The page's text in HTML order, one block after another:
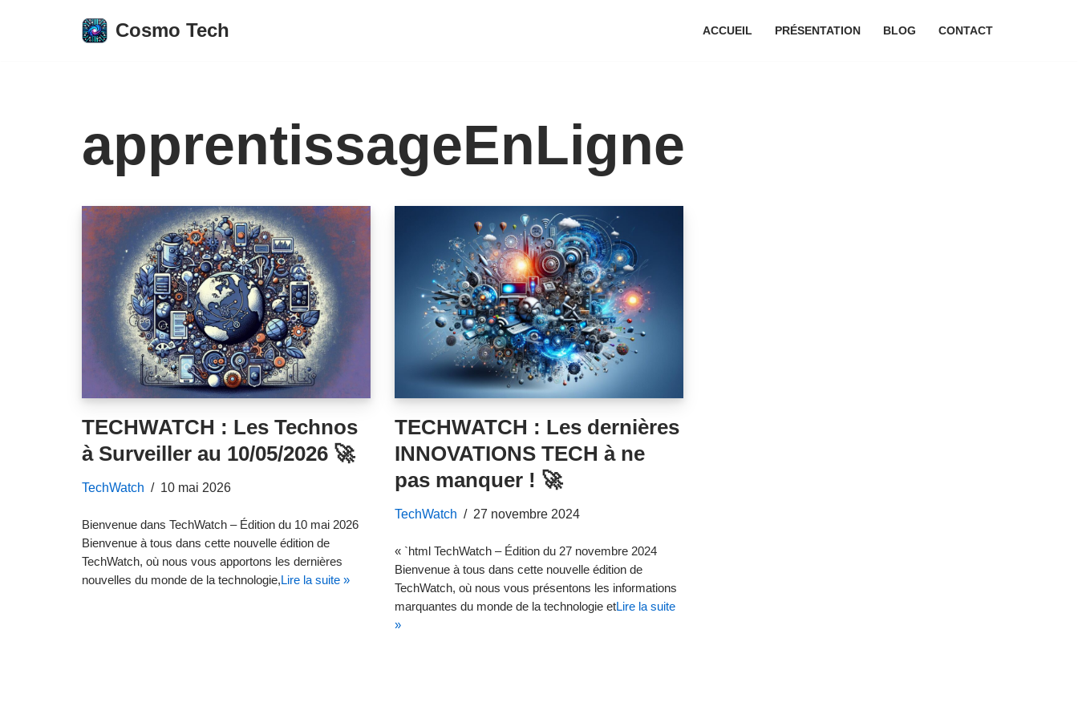
Cosmo Tech ACCUEIL PRÉSENTATION BLOG CONTACT
apprentissageEnLigne
TECHWATCH : Les Technos
à Surveiller au 10/05/2026 🚀
TechWatch 10 mai 2026
Bienvenue dans TechWatch – Édition du 10 mai 2026
Bienvenue à tous dans cette nouvelle édition de
TechWatch, où nous vous apportons les dernières
nouvelles du monde de la technologie,Lire la suite »
TECHWATCH : Les dernières
INNOVATIONS TECH à ne
pas manquer ! 🚀
TechWatch 27 novembre 2024
« `html TechWatch – Édition du 27 novembre 2024
Bienvenue à tous dans cette nouvelle édition de
TechWatch, où nous vous présentons les informations
marquantes du monde de la technologie etLire la suite
»